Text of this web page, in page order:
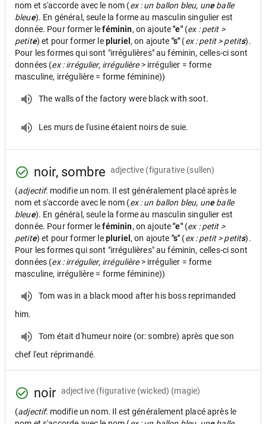
nom et s'accorde avec le nom (ex : un ballon bleu, uneballe
bleue). En général, seule la forme au masculin singulier est
donnée. Pour former leféminin, on ajoute"e"(ex : petit >
petite) et pour former lepluriel , on ajoute "s" (ex : petit > petits).
Pour les formes qui sont "irrégulières" au féminin, celles-ci sont
données (ex : irrégulier, irrégulière> irrégulier = forme
masculine, irrégulière = forme féminine))
The walls of the factory were black with soot.
Les murs de l'usine étaient noirs de suie.
noir, sombre adjective (figurative (sullen)
(adjectif: modifie un nom. Il est généralement placé après le
nom et s'accorde avec le nom (ex : un ballon bleu, uneballe
bleue). En général, seule la forme au masculin singulier est
donnée. Pour former leféminin, on ajoute"e"(ex : petit >
petite) et pour former lepluriel , on ajoute "s" (ex : petit > petits).
Pour les formes qui sont "irrégulières" au féminin, celles-ci sont
données (ex : irrégulier, irrégulière> irrégulier = forme
masculine, irrégulière = forme féminine))
Tom was in a black mood after his boss reprimanded
him.
Tom était d'humeur noire (or: sombre) après que son
chef l'eut réprimandé.
noir adjective (figurative (wicked) (magie)
(adjectif: modifie un nom. Il est généralement placé après le